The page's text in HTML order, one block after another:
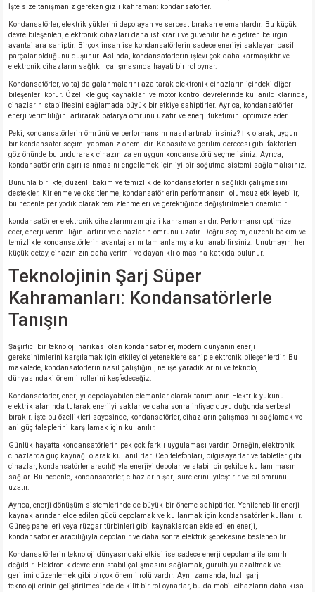
İşte size tanışmanız gereken gizli kahraman: kondansatörler.
Kondansatörler, elektrik yüklerini depolayan ve serbest bırakan elemanlardır. Bu küçük
devre bileşenleri, elektronik cihazları daha istikrarlı ve güvenilir hale getiren belirgin
avantajlara sahiptir. Birçok insan ise kondansatörlerin sadece enerjiyi saklayan pasif
parçalar olduğunu düşünür. Aslında, kondansatörlerin işlevi çok daha karmaşıktır ve
elektronik cihazların sağlıklı çalışmasında hayati bir rol oynar.
Kondansatörler, voltaj dalgalanmalarını azaltarak elektronik cihazların içindeki diğer
bileşenleri korur. Özellikle güç kaynakları ve motor kontrol devrelerinde kullanıldıklarında,
cihazların stabilitesini sağlamada büyük bir etkiye sahiptirler. Ayrıca, kondansatörler
enerji verimliliğini artırarak batarya ömrünü uzatır ve enerji tüketimini optimize eder.
Peki, kondansatörlerin ömrünü ve performansını nasıl artırabilirsiniz? İlk olarak, uygun
bir kondansatör seçimi yapmanız önemlidir. Kapasite ve gerilim derecesi gibi faktörleri
göz önünde bulundurarak cihazınıza en uygun kondansatörü seçmelisiniz. Ayrıca,
kondansatörlerin aşırı ısınmasını engellemek için iyi bir soğutma sistemi sağlamalısınız.
Bununla birlikte, düzenli bakım ve temizlik de kondansatörlerin sağlıklı çalışmasını
destekler. Kirlenme ve oksitlenme, kondansatörlerin performansını olumsuz etkileyebilir,
bu nedenle periyodik olarak temizlenmeleri ve gerektiğinde değiştirilmeleri önemlidir.
kondansatörler elektronik cihazlarımızın gizli kahramanlarıdır. Performansı optimize
eder, enerji verimliliğini artırır ve cihazların ömrünü uzatır. Doğru seçim, düzenli bakım ve
temizlikle kondansatörlerin avantajlarını tam anlamıyla kullanabilirsiniz. Unutmayın, her
küçük detay, cihazınızın daha verimli ve dayanıklı olmasına katkıda bulunur.
Teknolojinin Şarj Süper
Kahramanları: Kondansatörlerle
Tanışın
Şaşırtıcı bir teknoloji harikası olan kondansatörler, modern dünyanın enerji
gereksinimlerini karşılamak için etkileyici yeteneklere sahip elektronik bileşenlerdir. Bu
makalede, kondansatörlerin nasıl çalıştığını, ne işe yaradıklarını ve teknoloji
dünyasındaki önemli rollerini keşfedeceğiz.
Kondansatörler, enerjiyi depolayabilen elemanlar olarak tanımlanır. Elektrik yükünü
elektrik alanında tutarak enerjiyi saklar ve daha sonra ihtiyaç duyulduğunda serbest
bırakır. İşte bu özellikleri sayesinde, kondansatörler, cihazların çalışmasını sağlamak ve
ani güç taleplerini karşılamak için kullanılır.
Günlük hayatta kondansatörlerin pek çok farklı uygulaması vardır. Örneğin, elektronik
cihazlarda güç kaynağı olarak kullanılırlar. Cep telefonları, bilgisayarlar ve tabletler gibi
cihazlar, kondansatörler aracılığıyla enerjiyi depolar ve stabil bir şekilde kullanılmasını
sağlar. Bu nedenle, kondansatörler, cihazların şarj sürelerini iyileştirir ve pil ömrünü
uzatır.
Ayrıca, enerji dönüşüm sistemlerinde de büyük bir öneme sahiptirler. Yenilenebilir enerji
kaynaklarından elde edilen gücü depolamak ve kullanmak için kondansatörler kullanılır.
Güneş panelleri veya rüzgar türbinleri gibi kaynaklardan elde edilen enerji,
kondansatörler aracılığıyla depolanır ve daha sonra elektrik şebekesine beslenebilir.
Kondansatörlerin teknoloji dünyasındaki etkisi ise sadece enerji depolama ile sınırlı
değildir. Elektronik devrelerin stabil çalışmasını sağlamak, gürültüyü azaltmak ve
gerilimi düzenlemek gibi birçok önemli rolü vardır. Aynı zamanda, hızlı şarj
teknolojilerinin geliştirilmesinde de kilit bir rol oynarlar, bu da mobil cihazların daha kısa